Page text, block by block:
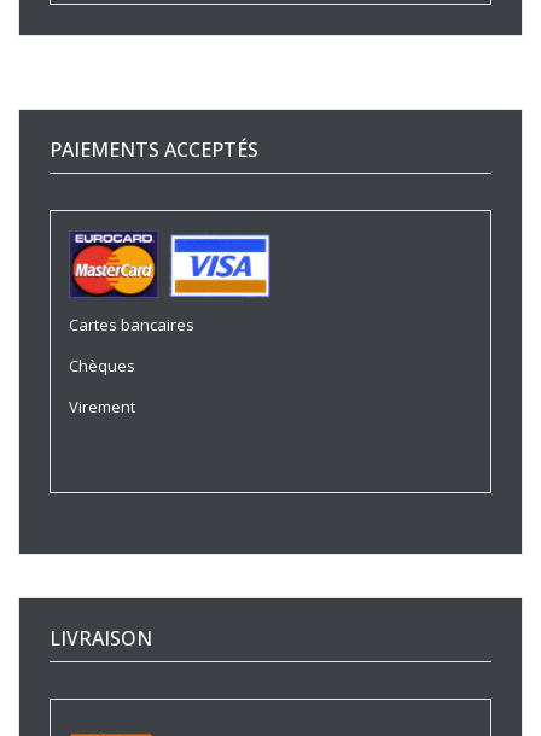
PAIEMENTS ACCEPTÉS
Cartes bancaires
Chèques
Virement
LIVRAISON